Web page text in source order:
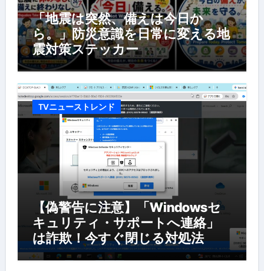
「地震は突然、備えは今日か
ら。」防災意識を日常に変える地
震対策ステッカー
TVニューストレンド
【偽警告に注意】「Windowsセ
キュリティ・サポートへ連絡」
は詐欺！今すぐ閉じる対処法